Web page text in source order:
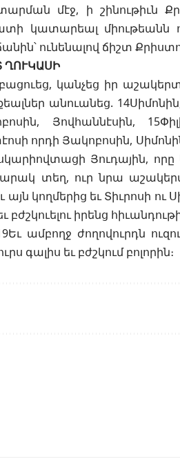
մէջ, ի շինութիւն
կատարեալ միութեանն
ունենալով ճիշտ
ՂՈՒԿԱՍԻ
բացուեց, կանչեց իր
անուանեց.
Յովհաննէսին,
որդի Յակոբոսին,
Յուդային,
տեղ, ուր նրա
այն կողմերից եւ Տիւրոսի ու
եւ բժշկուելու իրենց
19Եւ ամբողջ ժողովուրդն
գալիս եւ բժշկում բոլորին։